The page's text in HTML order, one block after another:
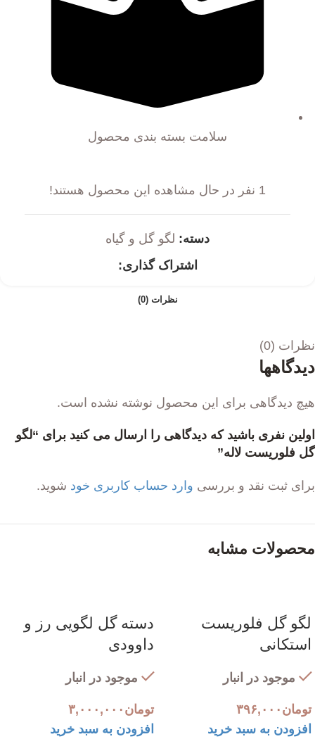
سلامت بسته بندی محصول
1 نفر در حال مشاهده این محصول هستند!
دسته: لگو گل و گیاه
اشتراک گذاری:
نظرات (0)
نظرات (0)
دیدگاهها
هیچ دیدگاهی برای این محصول نوشته نشده است.
اولین نفری باشید که دیدگاهی را ارسال می کنید برای “لگو
گل فلوریست لاله”
برای ثبت نقد و بررسی وارد حساب کاربری خود شوید.
محصولات مشابه
لگو گل فلوریست
استکانی
موجود در انبار
تومان ۳۹۶,۰۰۰
افزودن به سبد خرید
دسته گل لگویی رز و
داوودی
موجود در انبار
تومان ۳,۰۰۰,۰۰۰
افزودن به سبد خرید